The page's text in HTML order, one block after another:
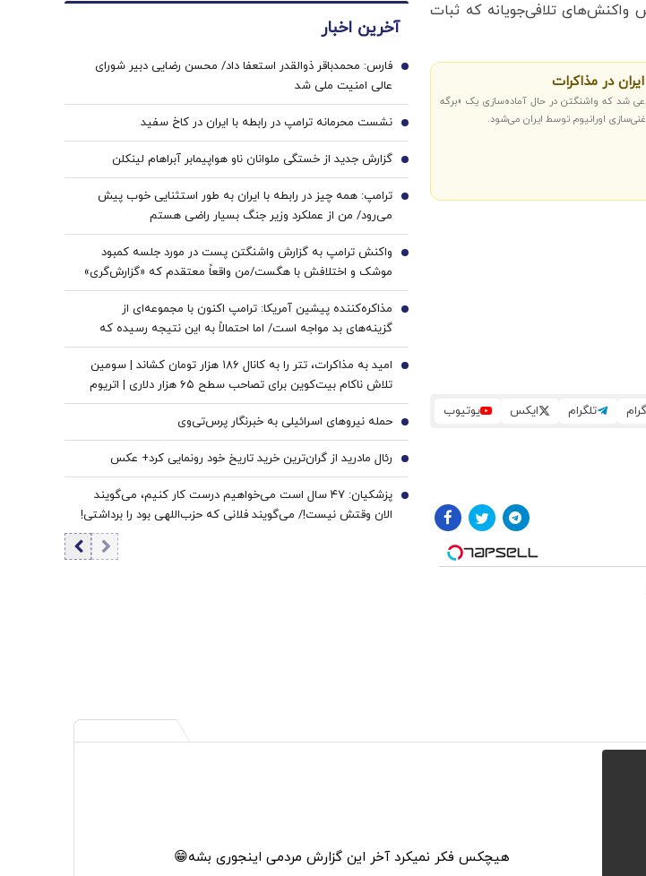
تلافی‌جویانه که ثبات
در مذاکرات
شد که واشنگتن در حال آماده‌سازی یک «برگه
تلگرام ایکس یوتیوب
آخرین اخبار
فارس: محمدباقر ذوالقدر استعفا داد/ محسن رضایی دبیر شورای
عالی امنیت ملی شد
1
نشست محرمانه ترامپ در رابطه با ایران در کاخ سفید 2
گزارش جدید از خستگی ملوانان ناو هواپیمابر آبراهام لینکلن 3
ترامپ: همه چیز در رابطه با ایران به طور استثنایی خوب پیش
می‌رود/ من از عملکرد وزیر جنگ بسیار راضی هستم
4
واکنش ترامپ به گزارش واشنگتن پست در مورد جلسه کمبود
موشک و اختلافش با هگست/من واقعاً معتقدم که «گزارش‌گری»
دروغین آنها خیانت‌آمیز است! + عکس
5
مذاکره‌کننده پیشین آمریکا: ترامپ اکنون با مجموعه‌ای از
گزینه‌های بد مواجه است/ اما احتمالاً به این نتیجه رسیده که
نمی‌تواند این جنگ را برای همیشه ادامه دهد
6
امید به مذاکرات، تتر را به کانال ۱۸۶ هزار تومان کشاند | سومین
تلاش ناکام بیت‌کوین برای تصاحب سطح ۶۵ هزار دلاری | اتریوم
سبزپوش ماند، کاردانو در صدر بازدهی بازار
7
حمله نیروهای اسرائیلی به خبرنگار پرس‌تی‌وی 8
رئال مادرید از گران‌ترین خرید تاریخ خود رونمایی کرد+ عکس 9
پزشکیان: ۴۷ سال است می‌خواهیم درست کار کنیم، می‌گویند
الان وقتش نیست!/ می‌گویند فلانی که حزب‌اللهی بود را برداشتی!
10
هیچکس فکر نمیکرد آخر این گزارش مردمی اینجوری بشه😁